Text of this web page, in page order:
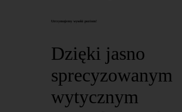
Utrzymujemy wysoki poziom!
Dzięki jasno
sprecyzowanym
wytycznym